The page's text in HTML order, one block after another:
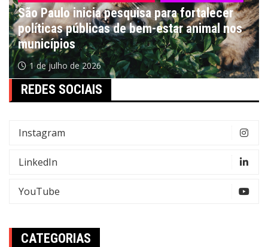
São Paulo inicia pesquisa para fortalecer
políticas públicas de bem-estar animal nos
municípios
1 de julho de 2026
REDES SOCIAIS
Instagram
LinkedIn
YouTube
CATEGORIAS